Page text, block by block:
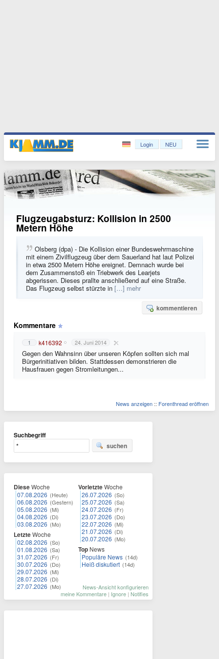
Login NEU
Flugzeugabsturz: Kollision in 2500
Metern Höhe
Olsberg (dpa) - Die Kollision einer Bundeswehrmaschine
mit einem Zivilflugzeug über dem Sauerland hat laut Polizei
in etwa 2500 Metern Höhe ereignet. Demnach wurde bei
dem Zusammenstoß ein Triebwerk des Learjets
abgerissen. Dieses prallte anschließend auf eine Straße.
Das Flugzeug selbst stürzte in […] mehr
kommentieren
Kommentare
1 k416392 24. Juni 2014
Gegen den Wahnsinn über unseren Köpfen sollten sich mal
Bürgerinitiativen bilden. Stattdessen demonstrieren die
Hausfrauen gegen Stromleitungen...
News anzeigen :: Forenthread eröffnen
Suchbegriff
suchen
DieseWoche
07.08.2026 (Heute)
06.08.2026 (Gestern)
05.08.2026 (Mi)
04.08.2026 (Di)
03.08.2026 (Mo)
LetzteWoche
02.08.2026 (So)
01.08.2026 (Sa)
31.07.2026 (Fr)
30.07.2026 (Do)
29.07.2026 (Mi)
28.07.2026 (Di)
27.07.2026 (Mo)
VorletzteWoche
26.07.2026 (So)
25.07.2026 (Sa)
24.07.2026 (Fr)
23.07.2026 (Do)
22.07.2026 (Mi)
21.07.2026 (Di)
20.07.2026 (Mo)
Top News
Populäre News (14d)
Heiß diskutiert (14d)
News-Ansicht konfigurieren
meine Kommentare | Ignore | Notifies